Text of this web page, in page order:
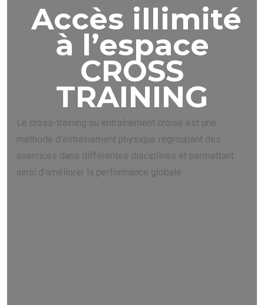
Accès illimité
à l’espace
CROSS
TRAINING
Le cross-training ou entraînement croisé est une
méthode d’entraînement physique regroupant des
exercices dans différentes disciplines et permettant
ainsi d’améliorer la performance globale.